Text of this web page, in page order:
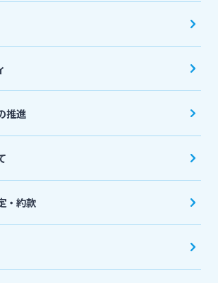
推進
・約款